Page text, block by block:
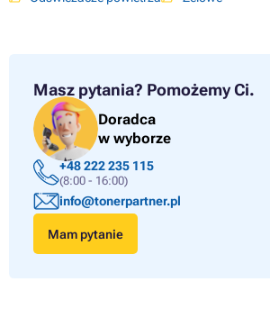
Masz pytania? Pomożemy Ci.
Doradca
w wyborze
+48 222 235 115
(8:00 - 16:00)
info@tonerpartner.pl
Mam pytanie